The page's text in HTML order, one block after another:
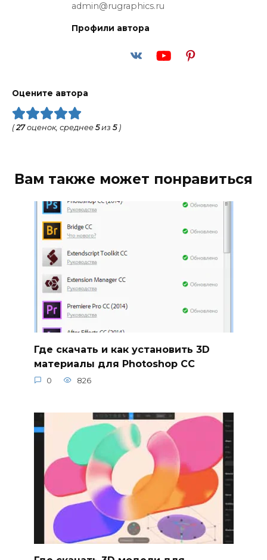
admin@rugraphics.ru
Профили автора
Оцените автора
(27оценок, среднее 5из 5)
Вам также может понравиться
Где скачать и как установить 3D
материалы для Photoshop CC
0 826